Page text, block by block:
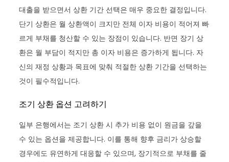
대출을 받으면서 상환 기간 선택은 매우 중요한 결정입니다.
단기 상환은 월 상환액이 크지만 전체 이자 비용이 적어져 빠
르게 부채를 청산할 수 있는 장점이 있습니다. 반면 장기 상
환은 월 부담이 적지만 총 이자 비용은 증가하게 됩니다. 자
신의 재정 상황과 목표에 맞춰 적절한 상환 기간을 선택하는
것이 필수적입니다.
조기 상환 옵션 고려하기
일부 은행에서는 조기 상환 시 추가 비용 없이 원금을 갚을
수 있는 옵션을 제공합니다. 이를 통해 향후 금리가 상승할
경우에도 유연하게 대응할 수 있으며, 장기적으로 부채를 줄